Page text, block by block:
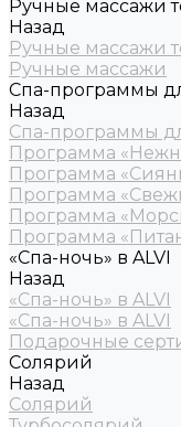
Ручные массажи
Назад
Ручные массажи
Ручные массажи
Спа-программы
Назад
Спа-программы
Программа
Программа
Программа
Программа
Программа
«Спа-ночь» в ALVI
Назад
«Спа-ночь» в ALVI
«Спа-ночь» в ALVI
Подарочные
Солярий
Назад
Солярий